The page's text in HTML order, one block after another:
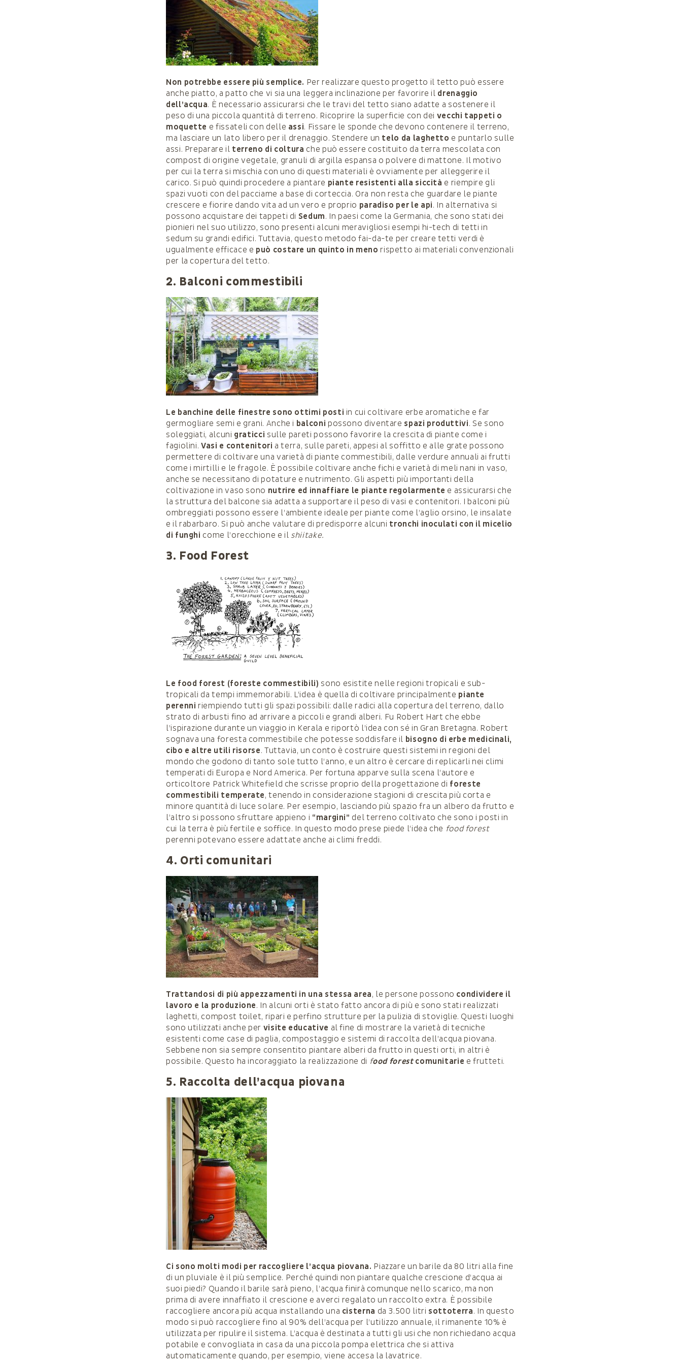
Non potrebbe essere più semplice. Per realizzare questo progetto il tetto può essere
anche piatto, a patto che vi sia una leggera inclinazione per favorire il drenaggio
dell’acqua. È necessario assicurarsi che le travi del tetto siano adatte a sostenere il
peso di una piccola quantità di terreno. Ricoprire la superficie con dei vecchi tappeti o
moquette e fissateli con delle assi. Fissare le sponde che devono contenere il terreno,
ma lasciare un lato libero per il drenaggio. Stendere un telo da laghetto e puntarlo sulle
assi. Preparare il terreno di coltura che può essere costituito da terra mescolata con
compost di origine vegetale, granuli di argilla espansa o polvere di mattone. Il motivo
per cui la terra si mischia con uno di questi materiali è ovviamente per alleggerire il
carico. Si può quindi procedere a piantare piante resistenti alla siccità e riempire gli
spazi vuoti con del pacciame a base di corteccia. Ora non resta che guardare le piante
crescere e fiorire dando vita ad un vero e proprio paradiso per le api. In alternativa si
possono acquistare dei tappeti di Sedum. In paesi come la Germania, che sono stati dei
pionieri nel suo utilizzo, sono presenti alcuni meravigliosi esempi hi-tech di tetti in
sedum su grandi edifici. Tuttavia, questo metodo fai-da-te per creare tetti verdi è
ugualmente efficace e può costare un quinto in meno rispetto ai materiali convenzionali
per la copertura del tetto.
2. Balconi commestibili
Le banchine delle finestre sono ottimi posti in cui coltivare erbe aromatiche e far
germogliare semi e grani. Anche i balconi possono diventare spazi produttivi. Se sono
soleggiati, alcuni graticci sulle pareti possono favorire la crescita di piante come i
fagiolini.Vasi e contenitori a terra, sulle pareti, appesi al soffitto e alle grate possono
permettere di coltivare una varietà di piante commestibili, dalle verdure annuali ai frutti
come i mirtilli e le fragole. È possibile coltivare anche fichi e varietà di meli nani in vaso,
anche se necessitano di potature e nutrimento. Gli aspetti più importanti della
coltivazione in vaso sono nutrire ed innaffiare le piante regolarmente e assicurarsi che
la struttura del balcone sia adatta a supportare il peso di vasi e contenitori. I balconi più
ombreggiati possono essere l’ambiente ideale per piante come l’aglio orsino, le insalate
e il rabarbaro. Si può anche valutare di predisporre alcuni tronchi inoculati con il micelio
di funghi come l’orecchione e il shiitake.
3. Food Forest
Le food forest (foreste commestibili) sono esistite nelle regioni tropicali e sub-
tropicali da tempi immemorabili. L’idea è quella di coltivare principalmente piante
perenni riempiendo tutti gli spazi possibili: dalle radici alla copertura del terreno, dallo
strato di arbusti fino ad arrivare a piccoli e grandi alberi. Fu Robert Hart che ebbe
l’ispirazione durante un viaggio in Kerala e riportò l’idea con sé in Gran Bretagna. Robert
sognava una foresta commestibile che potesse soddisfare il bisogno di erbe medicinali,
cibo e altre utili risorse. Tuttavia, un conto è costruire questi sistemi in regioni del
mondo che godono di tanto sole tutto l’anno, e un altro è cercare di replicarli nei climi
temperati di Europa e Nord America. Per fortuna apparve sulla scena l’autore e
orticoltore Patrick Whitefield che scrisse proprio della progettazione di foreste
commestibili temperate, tenendo in considerazione stagioni di crescita più corta e
minore quantità di luce solare. Per esempio, lasciando più spazio fra un albero da frutto e
l’altro si possono sfruttare appieno i “margini” del terreno coltivato che sono i posti in
cui la terra è più fertile e soffice. In questo modo prese piede l’idea che food forest
perenni potevano essere adattate anche ai climi freddi.
4. Orti comunitari
Trattandosi di più appezzamenti in una stessa area, le persone possono condividere il
lavoro e la produzione. In alcuni orti è stato fatto ancora di più e sono stati realizzati
laghetti, compost toilet, ripari e perfino strutture per la pulizia di stoviglie. Questi luoghi
sono utilizzati anche per visite educative al fine di mostrare la varietà di tecniche
esistenti come case di paglia, compostaggio e sistemi di raccolta dell’acqua piovana.
Sebbene non sia sempre consentito piantare alberi da frutto in questi orti, in altri è
possibile. Questo ha incoraggiato la realizzazione di food forestcomunitarie e frutteti.
5. Raccolta dell’acqua piovana
Ci sono molti modi per raccogliere l’acqua piovana. Piazzare un barile da 80 litri alla fine
di un pluviale è il più semplice. Perché quindi non piantare qualche crescione d’acqua ai
suoi piedi? Quando il barile sarà pieno, l’acqua finirà comunque nello scarico, ma non
prima di avere innaffiato il crescione e averci regalato un raccolto extra. È possibile
raccogliere ancora più acqua installando una cisterna da 3.500 litri sottoterra. In questo
modo si può raccogliere fino al 90% dell’acqua per l’utilizzo annuale, il rimanente 10% è
utilizzata per ripulire il sistema. L’acqua è destinata a tutti gli usi che non richiedano acqua
potabile e convogliata in casa da una piccola pompa elettrica che si attiva
automaticamente quando, per esempio, viene accesa la lavatrice.